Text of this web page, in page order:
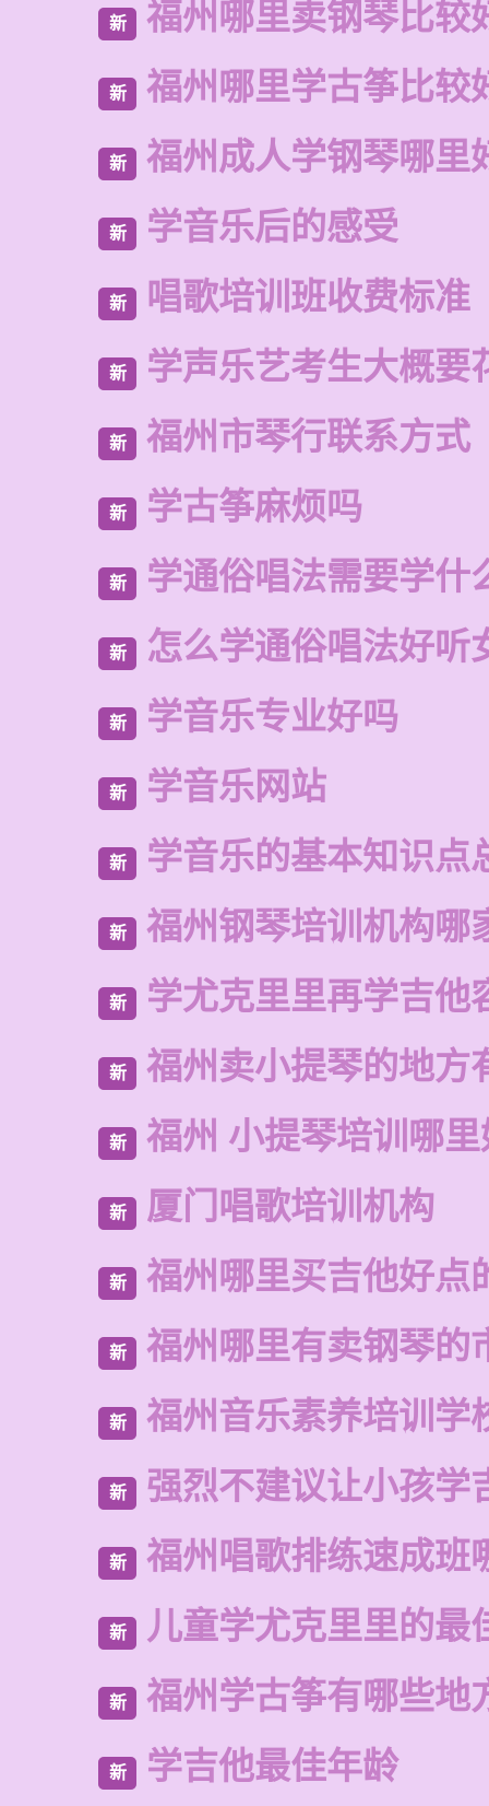
新 福州哪里卖钢琴比较
新 福州哪里学古筝比较
新 福州成人学钢琴哪里
新 学音乐后的感受
新 唱歌培训班收费标准
新 学声乐艺考生大概要
新 福州市琴行联系方式
新 学古筝麻烦吗
新 学通俗唱法需要学什
新 怎么学通俗唱法好听
新 学音乐专业好吗
新 学音乐网站
新 学音乐的基本知识点
新 福州钢琴培训机构哪
新 学尤克里里再学吉他
新 福州卖小提琴的地方
新 福州 小提琴培训哪里
新 厦门唱歌培训机构
新 福州哪里买吉他好点
新 福州哪里有卖钢琴的
新 福州音乐素养培训学
新 强烈不建议让小孩学
新 福州唱歌排练速成班
新 儿童学尤克里里的最
新 福州学古筝有哪些地
新 学吉他最佳年龄